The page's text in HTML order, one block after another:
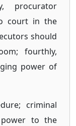
procurator
court in the
should
fourthly,
power of
criminal
power to the